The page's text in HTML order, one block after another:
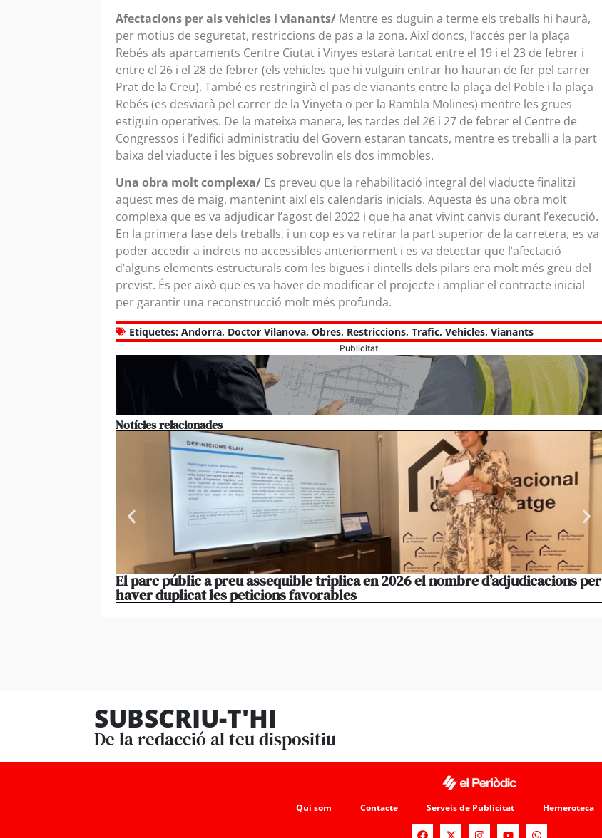
Afectacions per als vehicles i vianants/ Mentre es duguin a terme els treballs hi haurà,
per motius de seguretat, restriccions de pas a la zona. Així doncs, l’accés per la plaça
Rebés als aparcaments Centre Ciutat i Vinyes estarà tancat entre el 19 i el 23 de febrer i
entre el 26 i el 28 de febrer (els vehicles que hi vulguin entrar ho hauran de fer pel carrer
Prat de la Creu). També es restringirà el pas de vianants entre la plaça del Poble i la plaça
Rebés (es desviarà pel carrer de la Vinyeta o per la Rambla Molines) mentre les grues
estiguin operatives. De la mateixa manera, les tardes del 26 i 27 de febrer el Centre de
Congressos i l’edifici administratiu del Govern estaran tancats, mentre es treballi a la part
baixa del viaducte i les bigues sobrevolin els dos immobles.
Una obra molt complexa/ Es preveu que la rehabilitació integral del viaducte finalitzi
aquest mes de maig, mantenint així els calendaris inicials. Aquesta és una obra molt
complexa que es va adjudicar l’agost del 2022 i que ha anat vivint canvis durant l’execució.
En la primera fase dels treballs, i un cop es va retirar la part superior de la carretera, es va
poder accedir a indrets no accessibles anteriorment i es va detectar que l’afectació
d’alguns elements estructurals com les bigues i dintells dels pilars era molt més greu del
previst. És per això que es va haver de modificar el projecte i ampliar el contracte inicial
per garantir una reconstrucció molt més profunda.
Etiquetes: Andorra, Doctor Vilanova, Obres, Restriccions, Trafic, Vehicles, Vianants
Publicitat
Notícies relacionades
El parc públic a preu assequible triplica en 2026 el nombre d’adjudicacions per
haver duplicat les peticions favorables
SUBSCRIU-T'HI
De la redacció al teu dispositiu
Qui som Contacte Serveis de Publicitat Hemeroteca